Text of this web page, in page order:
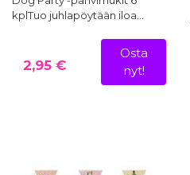
kplTuo juhlapöytään iloa…
2,95 €
Osta
nyt!